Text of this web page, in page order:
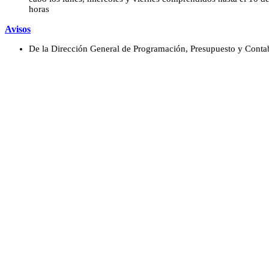
horas
Avisos
De la Dirección General de Programación, Presupuesto y